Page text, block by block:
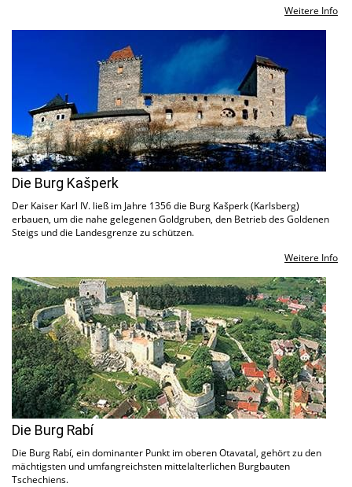
Weitere Info
Die Burg Kašperk
Der Kaiser Karl IV. ließ im Jahre 1356 die Burg Kašperk (Karlsberg)
erbauen, um die nahe gelegenen Goldgruben, den Betrieb des Goldenen
Steigs und die Landesgrenze zu schützen.
Weitere Info
Die Burg Rabí
Die Burg Rabí, ein dominanter Punkt im oberen Otavatal, gehört zu den
mächtigsten und umfangreichsten mittelalterlichen Burgbauten
Tschechiens.